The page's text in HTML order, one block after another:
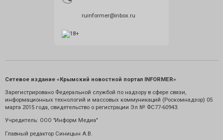
ruinformer@inbox.ru
Сетевое издание «Крымский новостной портал INFORMER»
Зарегистрировано Федеральной службой по надзору в сфере связи,
информационных технологий и массовых коммуникаций (Роскомнадзор) 05
марта 2015 года, свидетельство о регистрации Эл № ФС77-60943.
Учредитель: ООО "Информ Медиа"
Главный редактор Синицын А.В.